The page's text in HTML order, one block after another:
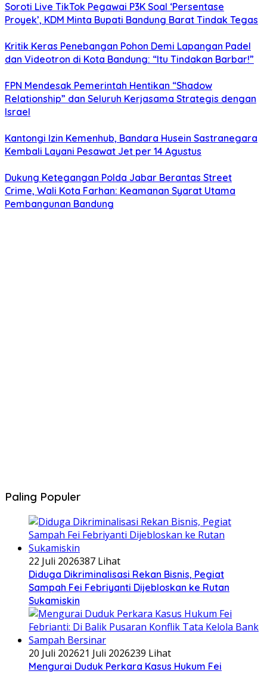
Soroti Live TikTok Pegawai P3K Soal ‘Persentase
Proyek’, KDM Minta Bupati Bandung Barat Tindak Tegas
Kritik Keras Penebangan Pohon Demi Lapangan Padel
dan Videotron di Kota Bandung: “Itu Tindakan Barbar!”
FPN Mendesak Pemerintah Hentikan “Shadow
Relationship” dan Seluruh Kerjasama Strategis dengan
Israel
Kantongi Izin Kemenhub, Bandara Husein Sastranegara
Kembali Layani Pesawat Jet per 14 Agustus
Dukung Ketegangan Polda Jabar Berantas Street
Crime, Wali Kota Farhan: Keamanan Syarat Utama
Pembangunan Bandung
Paling Populer
22 Juli 2026387 Lihat
Diduga Dikriminalisasi Rekan Bisnis, Pegiat
Sampah Fei Febriyanti Dijebloskan ke Rutan
Sukamiskin
20 Juli 202621 Juli 2026239 Lihat
​Mengurai Duduk Perkara Kasus Hukum Fei